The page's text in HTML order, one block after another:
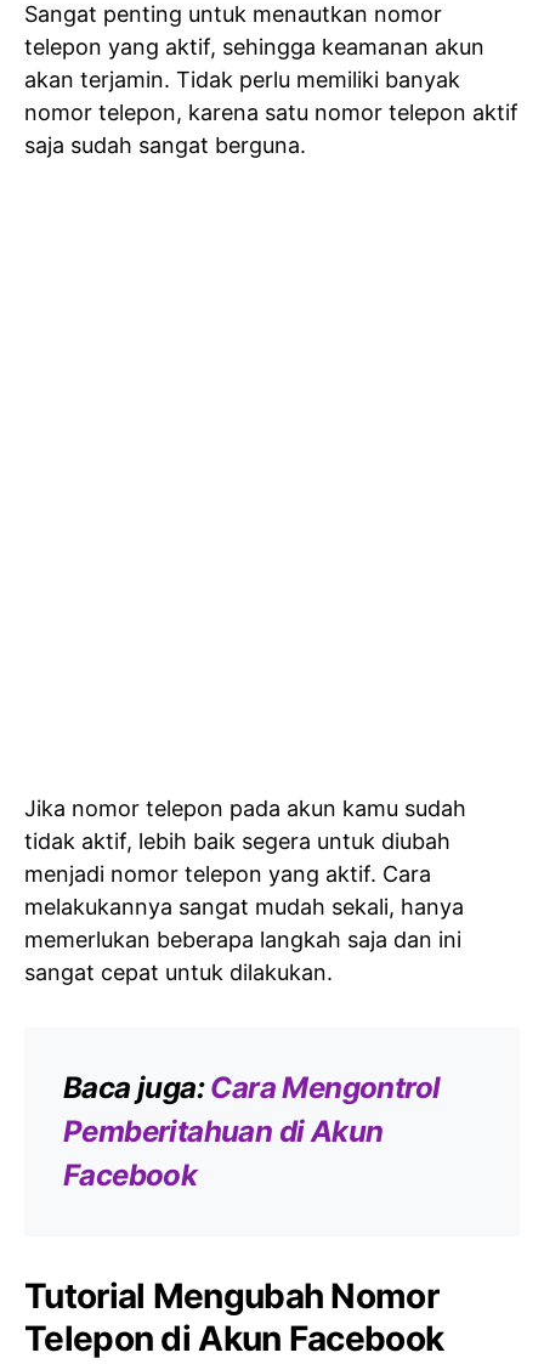
Sangat penting untuk menautkan nomor
telepon yang aktif, sehingga keamanan akun
akan terjamin. Tidak perlu memiliki banyak
nomor telepon, karena satu nomor telepon aktif
saja sudah sangat berguna.
Jika nomor telepon pada akun kamu sudah
tidak aktif, lebih baik segera untuk diubah
menjadi nomor telepon yang aktif. Cara
melakukannya sangat mudah sekali, hanya
memerlukan beberapa langkah saja dan ini
sangat cepat untuk dilakukan.
Baca juga:Cara Mengontrol
Pemberitahuan di Akun
Facebook
Tutorial Mengubah Nomor
Telepon di Akun Facebook